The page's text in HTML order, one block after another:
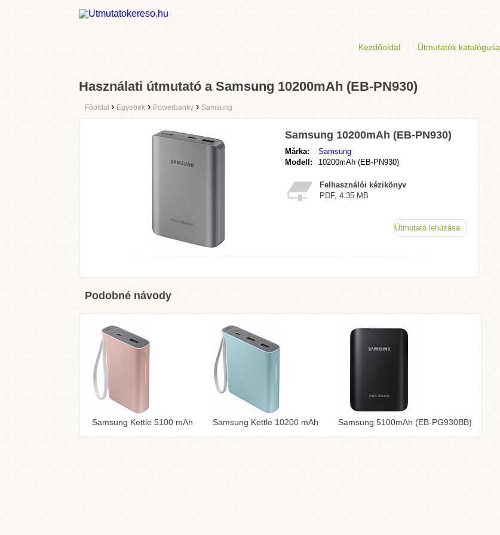
Kezdőoldal Útmutatók katalógusa
Használati útmutató a Samsung 10200mAh (EB-PN930)
Főoldal › Egyebek › Powerbanky › Samsung
Samsung 10200mAh (EB-PN930)
Márka:
Samsung
Modell:
10200mAh (EB-PN930)
Felhasználói kézikönyv
PDF, 4.35 MB
Útmutató lehúzása
Podobné návody
Samsung Kettle 5100 mAh Samsung Kettle 10200 mAh Samsung 5100mAh (EB-PG930BB)